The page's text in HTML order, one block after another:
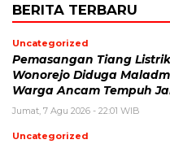
BERITA TERBARU
Uncategorized
Pemasangan Tiang
Wonorejo Diduga
Warga Ancam Tempuh
Jumat, 7 Agu 2026 - 22:01 WIB
Uncategorized